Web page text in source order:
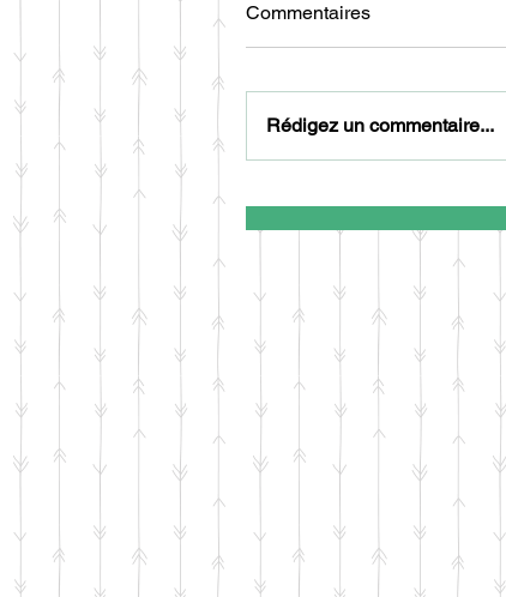
Commentaires
Rédigez un commentaire...